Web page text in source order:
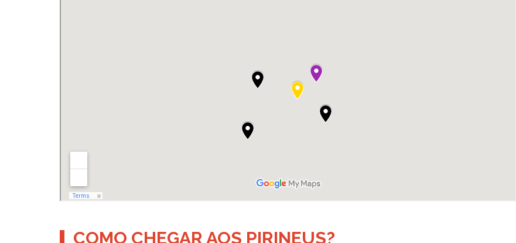
COMO CHEGAR AOS PIRINEUS?